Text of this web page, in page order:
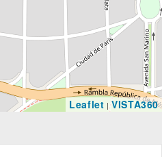
Leaflet |VISTA360